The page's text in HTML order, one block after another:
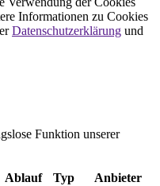
Informationen zu Cookies
Datenschutzerklärung und
Funktion unserer
Ablauf Typ Anbieter